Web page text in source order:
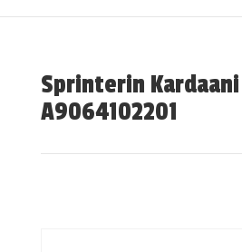
Sprinterin
A9064102201